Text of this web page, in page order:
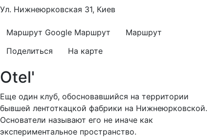
Ул. Нижнеюрковская 31, Киев
Маршрут Google Маршрут
Маршрут
Поделиться
На карте
Otel'
Еще один клуб, обосновавшийся на территории
бывшей лентоткацкой фабрики на Нижнеюрковской.
Основатели называют его не иначе как
экспериментальное пространство.